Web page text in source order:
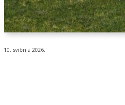
10. svibnja 2026.